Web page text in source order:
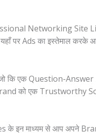
Networking Site
पर Ads का इस्तेमाल
कि एक Question-
को एक Trustworthy
के इन माध्यम से आप अपने